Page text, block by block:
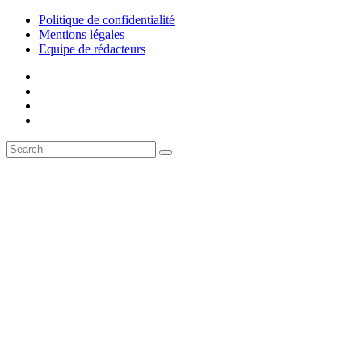
Politique de confidentialité
Mentions légales
Equipe de rédacteurs